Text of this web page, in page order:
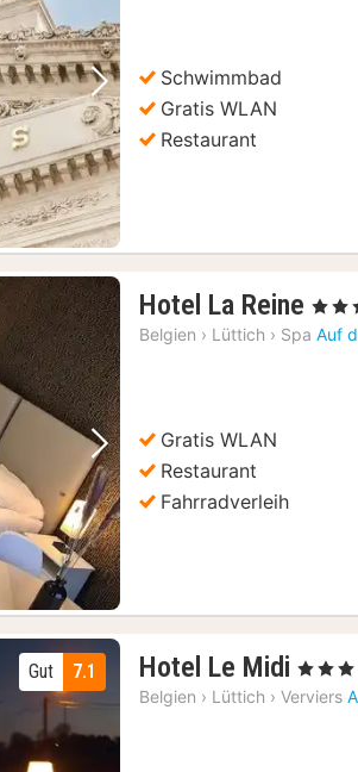
Nächstes Bild
Schwimmbad
Gratis WLAN
Restaurant
Nächstes Bild
Hotel La Reine 1
, 3
Belgien › Lüttich › Spa Auf
Gratis WLAN
Restaurant
Fahrradverleih
7.1
Gut Hotel Le Midi 1
, 3 Sterne
Belgien › Lüttich › Verviers